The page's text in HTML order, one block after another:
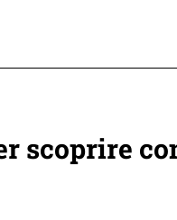
scoprire